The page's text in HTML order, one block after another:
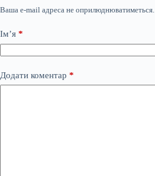
Ваша e-mail адреса не оприлюднюватиметься.
Ім’я *
Додати коментар *